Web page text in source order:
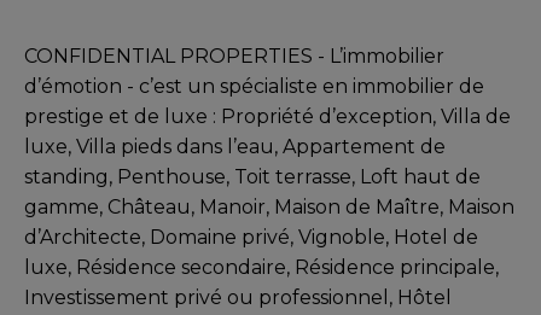
CONFIDENTIAL PROPERTIES - L’immobilier
d’émotion - c’est un spécialiste en immobilier de
prestige et de luxe : Propriété d’exception, Villa de
luxe, Villa pieds dans l’eau, Appartement de
standing, Penthouse, Toit terrasse, Loft haut de
gamme, Château, Manoir, Maison de Maître, Maison
d’Architecte, Domaine privé, Vignoble, Hotel de
luxe, Résidence secondaire, Résidence principale,
Investissement privé ou professionnel, Hôtel